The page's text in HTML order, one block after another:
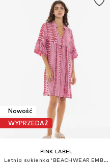
Nowość
WYPRZEDAŻ
PINK LABEL
Letnia sukienka 'BEACHWEAR EMBROIDERY DOT'